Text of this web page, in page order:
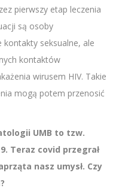
pierwszy etap leczenia
są osoby
seksualne, ale
kontaktów
wirusem HIV. Takie
mogą potem przenosić
UMB to tzw.
Teraz covid przegrał
nasz umysł. Czy